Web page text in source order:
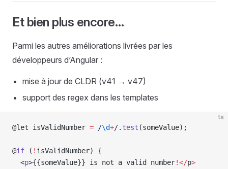
Et bien plus encore…
Parmi les autres améliorations livrées par les
développeurs d’Angular :
mise à jour de CLDR (v41 → v47)
support des regex dans les templates
ts
@let isValidNumber = /\d+/. test (someValue);
@if ( ! isValidNumber) {
  <
p>{{someValue}} is not a valid number!</p>